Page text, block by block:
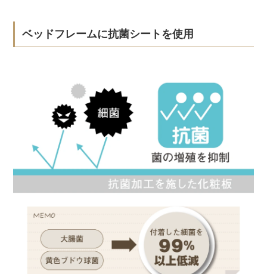
ベッドフレームに抗菌シートを使用